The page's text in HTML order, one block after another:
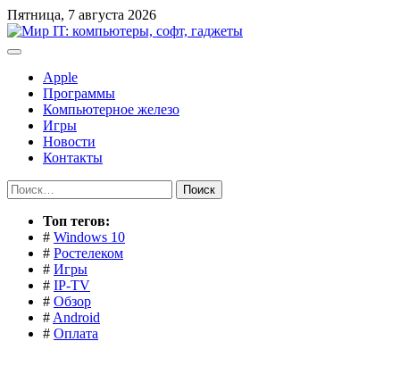
Перейти
к
содержимому
Пятница, 7 августа 2026
Apple
Программы
Компьютерное железо
Игры
Новости
Контакты
Найти:
Toп тегов:
# Windows 10
# Ростелеком
# Игры
# IP-TV
# Обзор
# Android
# Оплата